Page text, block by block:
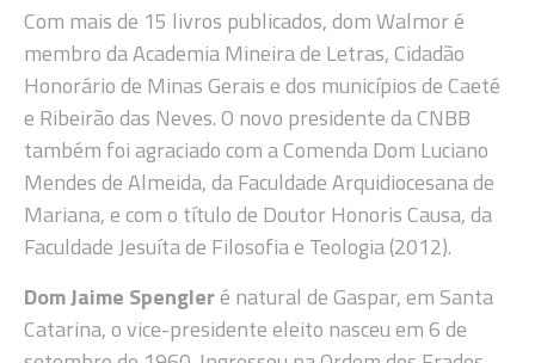
Com mais de 15 livros publicados, dom Walmor é
membro da Academia Mineira de Letras, Cidadão
Honorário de Minas Gerais e dos municípios de Caeté
e Ribeirão das Neves. O novo presidente da CNBB
também foi agraciado com a Comenda Dom Luciano
Mendes de Almeida, da Faculdade Arquidiocesana de
Mariana, e com o título de Doutor Honoris Causa, da
Faculdade Jesuíta de Filosofia e Teologia (2012).
Dom Jaime Spengleré natural de Gaspar, em Santa
Catarina, o vice-presidente eleito nasceu em 6 de